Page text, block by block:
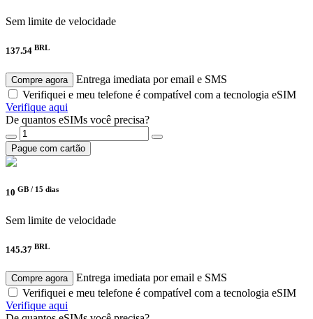
Sem limite de velocidade
137.54 BRL
Compre agora
Entrega imediata por email e SMS
Verifiquei e meu telefone é compatível com a tecnologia eSIM
Verifique aqui
De quantos eSIMs você precisa?
Pague com cartão
10 GB / 15 dias
Sem limite de velocidade
145.37 BRL
Compre agora
Entrega imediata por email e SMS
Verifiquei e meu telefone é compatível com a tecnologia eSIM
Verifique aqui